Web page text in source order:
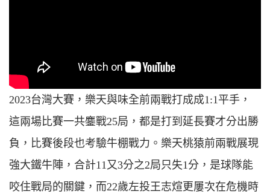
2023台灣大賽，樂天與味全前兩戰打成成1:1平手，
這兩場比賽一共鏖戰25局，都是打到延長賽才分出勝
負，比賽後段也考驗牛棚戰力。樂天桃猿前兩戰展現
強大鐵牛陣，合計11又3分之2局只失1分，是球隊能
咬住戰局的關鍵，而22歲左投王志煊更屢次在危機時